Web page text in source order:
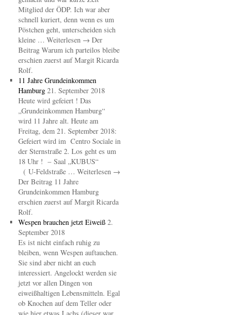
Mitglied der ÖDP. Ich war aber
schnell kuriert, denn wenn es um
Pöstchen geht, unterscheiden sich
kleine … Weiterlesen → Der
Beitrag Warum ich parteilos bleibe
erschien zuerst auf Margit Ricarda
Rolf.
11 Jahre Grundeinkommen
Hamburg 21. September 2018
Heute wird gefeiert ! Das
„Grundeinkommen Hamburg“
wird 11 Jahre alt. Heute am
Freitag, dem 21. September 2018:
Gefeiert wird im Centro Sociale in
der Sternstraße 2. Los geht es um
18 Uhr ! – Saal „KUBUS“
( U-Feldstraße … Weiterlesen →
Der Beitrag 11 Jahre
Grundeinkommen Hamburg
erschien zuerst auf Margit Ricarda
Rolf.
Wespen brauchen jetzt Eiweiß 2.
September 2018
Es ist nicht einfach ruhig zu
bleiben, wenn Wespen auftauchen.
Sie sind aber nicht an euch
interessiert. Angelockt werden sie
jetzt vor allen Dingen von
eiweißhaltigen Lebensmitteln. Egal
ob Knochen auf dem Teller oder